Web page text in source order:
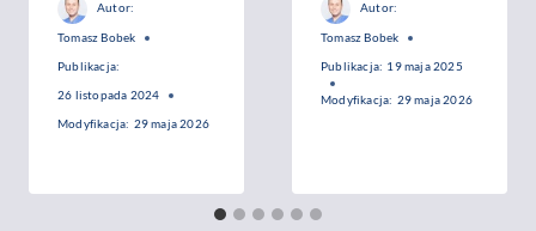
Autor:
Tomasz Bobek
Publikacja:
26 listopada 2024
Modyfikacja: 29 maja 2026
Autor:
Tomasz Bobek
Publikacja: 19 maja 2025
Modyfikacja: 29 maja 2026